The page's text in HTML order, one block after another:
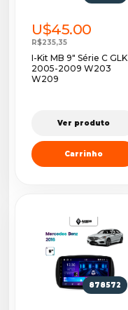
U$45.00
R$235,35
I-Kit MB 9" Série C GLK
2005-2009 W203
W209
Ver produto
Carrinho
878572